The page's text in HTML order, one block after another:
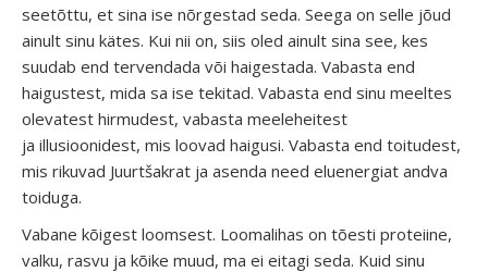
seetõttu, et sina ise nõrgestad seda. Seega on selle jõud
ainult sinu kätes. Kui nii on, siis oled ainult sina see, kes
suudab end tervendada või haigestada. Vabasta end
haigustest, mida sa ise tekitad. Vabasta end sinu meeltes
olevatest hirmudest, vabasta meeleheitest
ja illusioonidest, mis loovad haigusi. Vabasta end toitudest,
mis rikuvad Juurtšakrat ja asenda need eluenergiat andva
toiduga.
Vabane kõigest loomsest. Loomalihas on tõesti proteiine,
valku, rasvu ja kõike muud, ma ei eitagi seda. Kuid sinu